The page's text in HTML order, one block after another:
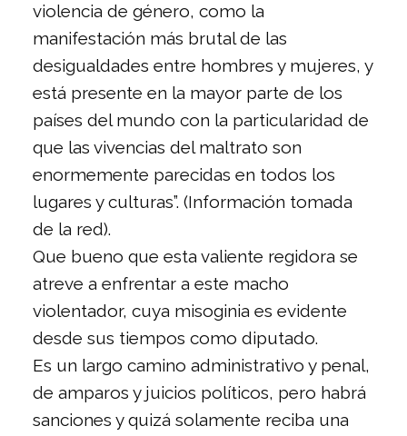
violencia de género, como la
manifestación más brutal de las
desigualdades entre hombres y mujeres, y
está presente en la mayor parte de los
países del mundo con la particularidad de
que las vivencias del maltrato son
enormemente parecidas en todos los
lugares y culturas”. (Información tomada
de la red).
Que bueno que esta valiente regidora se
atreve a enfrentar a este macho
violentador, cuya misoginia es evidente
desde sus tiempos como diputado.
Es un largo camino administrativo y penal,
de amparos y juicios políticos, pero habrá
sanciones y quizá solamente reciba una